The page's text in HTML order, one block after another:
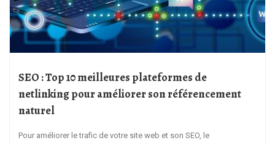
SEO : Top 10 meilleures plateformes de
netlinking pour améliorer son référencement
naturel
Pour améliorer le trafic de votre site web et son SEO, le